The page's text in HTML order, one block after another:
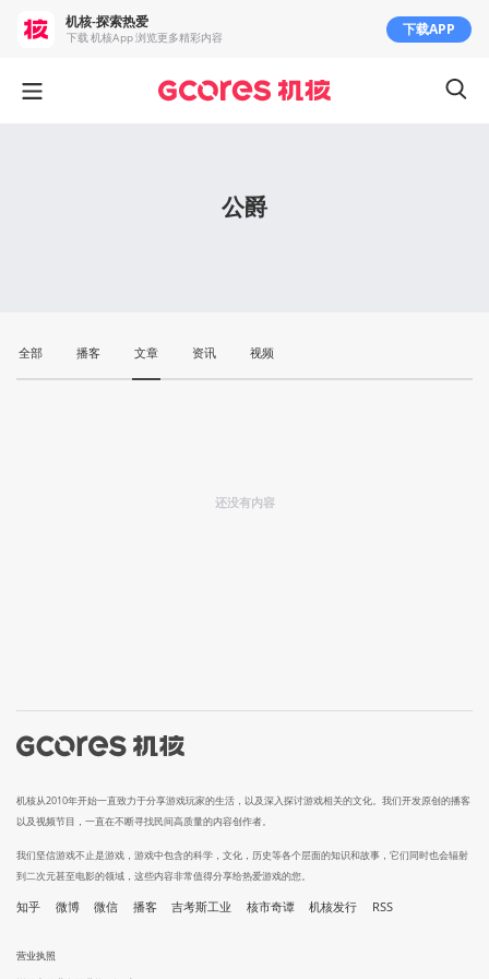
公爵
全部 播客 文章 资讯 视频
还没有内容
机核从2010年开始一直致力于分享游戏玩家的生活，以及深入探讨游戏相关的文化。我们开发原创的播客
以及视频节目，一直在不断寻找民间高质量的内容创作者。
我们坚信游戏不止是游戏，游戏中包含的科学，文化，历史等各个层面的知识和故事，它们同时也会辐射
到二次元甚至电影的领域，这些内容非常值得分享给热爱游戏的您。
知乎 微博 微信 播客 吉考斯工业 核市奇谭 机核发行 RSS
营业执照
机核-探索热爱
下载 机核App 浏览更多精彩内容 下载APP